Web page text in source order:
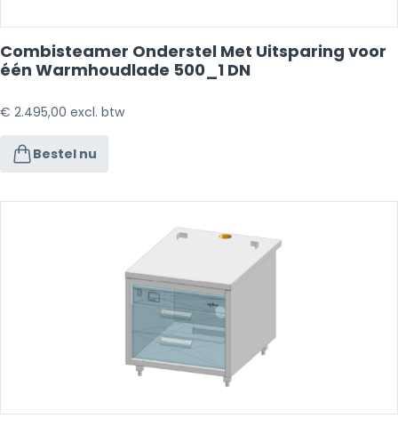
Combisteamer Onderstel Met Uitsparing voor
één Warmhoudlade 500_1 DN
€ 2.495,00 excl. btw
Bestel nu